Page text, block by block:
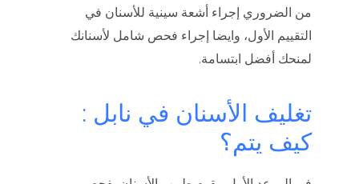
من الضروري إجراء أشعة سينية للأسنان في
التقييم الأول، وايضا إجراء فحص شامل لأسنانك
لمنحك أفضل ابتسامة.
تغليف الأسنان في نابل :
كيف يتم؟